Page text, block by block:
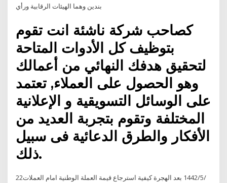
بندين وهما الهيئات الرقابية ورأي
كصاحب شركة ناشئة انت تقوم
بتوظيف كل الأدوات المتاحة
لتحقيق هدفك النهائي من أعمالك
وهو الحصول على العملاء, تعتمد
على الوسائل التسويقية و الإعلانية
المختلفة وتقوم بتجربة العديد من
الأفكار والطرق الدعائية فى سبيل
ذلك.
22‏‏/5‏‏/1442 بعد الهجرة كيفية استرجاع قيمة العملة الوطنية امام العملات